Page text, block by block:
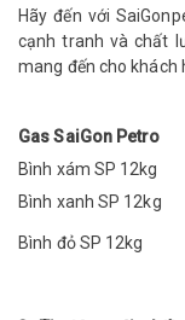
Hãy đến với
cạnh tranh và chất
mang đến cho khách
Gas SaiGon Petro
Bình xám SP 12kg
Bình xanh SP 12kg
Bình đỏ SP 12kg